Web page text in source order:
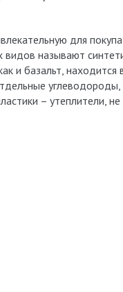
для
видов называют
и базальт, находится
– утеплители,